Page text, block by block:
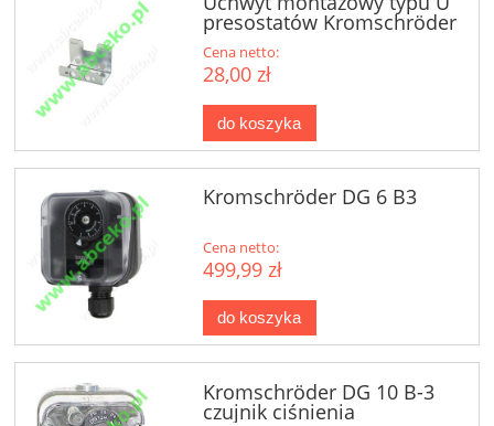
presostatów Kromschröder
DG
Cena netto:
28,00 zł
do koszyka
Kromschröder DG 6 B3
Cena netto:
499,99 zł
do koszyka
Kromschröder DG 10 B-3
czujnik ciśnienia